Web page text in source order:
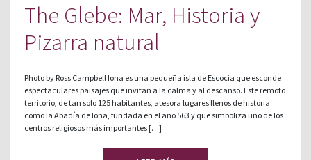
The Glebe: Mar, Historia y
Pizarra natural
Photo by Ross Campbell Iona es una pequeña isla de Escocia que esconde
espectaculares paisajes que invitan a la calma y al descanso. Este remoto
territorio, de tan solo 125 habitantes, atesora lugares llenos de historia
como la Abadía de Iona, fundada en el año 563 y que simboliza uno de los
centros religiosos más importantes […]